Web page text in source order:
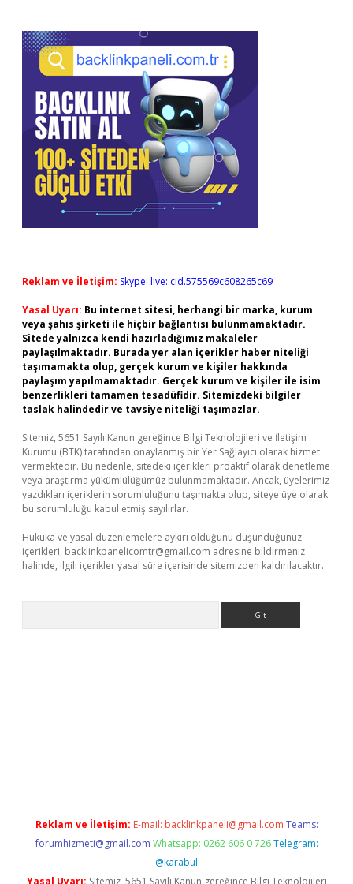
Reklam ve İletişim: Skype: live:.cid.575569c608265c69
Yasal Uyarı: Bu internet sitesi, herhangi bir marka, kurum
veya şahıs şirketi ile hiçbir bağlantısı bulunmamaktadır.
Sitede yalnızca kendi hazırladığımız makaleler
paylaşılmaktadır. Burada yer alan içerikler haber niteliği
taşımamakta olup, gerçek kurum ve kişiler hakkında
paylaşım yapılmamaktadır. Gerçek kurum ve kişiler ile isim
benzerlikleri tamamen tesadüfidir. Sitemizdeki bilgiler
taslak halindedir ve tavsiye niteliği taşımazlar.
Sitemiz, 5651 Sayılı Kanun gereğince Bilgi Teknolojileri ve İletişim
Kurumu (BTK) tarafından onaylanmış bir Yer Sağlayıcı olarak hizmet
vermektedir. Bu nedenle, sitedeki içerikleri proaktif olarak denetleme
veya araştırma yükümlülüğümüz bulunmamaktadır. Ancak, üyelerimiz
yazdıkları içeriklerin sorumluluğunu taşımakta olup, siteye üye olarak
bu sorumluluğu kabul etmiş sayılırlar.
Hukuka ve yasal düzenlemelere aykırı olduğunu düşündüğünüz
içerikleri, backlinkpanelicomtr@gmail.com adresine bildirmeniz
halinde, ilgili içerikler yasal süre içerisinde sitemizden kaldırılacaktır.
Reklam ve İletişim: E-mail: backlinkpaneli@gmail.com Teams:
forumhizmeti@gmail.com Whatsapp: 0262 606 0 726 Telegram:
@karabul
Yasal Uyarı: Sitemiz, 5651 Sayılı Kanun gereğince Bilgi Teknolojileri